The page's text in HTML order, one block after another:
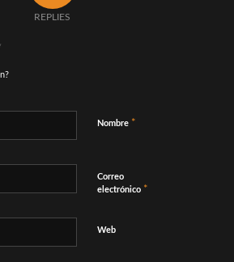
REPLIES
Nombre *
Correo
electrónico *
Web